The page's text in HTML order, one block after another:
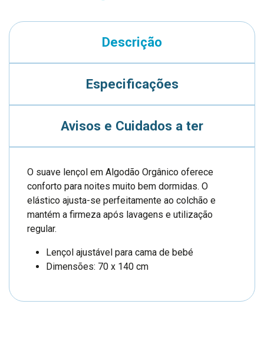
Descrição
Especificações
Avisos e Cuidados a ter
O suave lençol em Algodão Orgânico oferece
conforto para noites muito bem dormidas. O
elástico ajusta-se perfeitamente ao colchão e
mantém a firmeza após lavagens e utilização
regular.
Lençol ajustável para cama de bebé
Dimensões: 70 x 140 cm